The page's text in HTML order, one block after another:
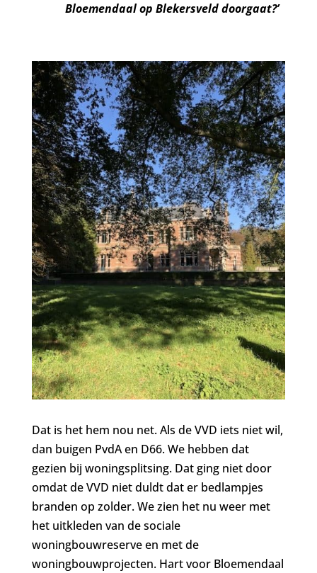
Bloemendaal op Blekersveld doorgaat?’
Dat is het hem nou net. Als de VVD iets niet wil,
dan buigen PvdA en D66. We hebben dat
gezien bij woningsplitsing. Dat ging niet door
omdat de VVD niet duldt dat er bedlampjes
branden op zolder. We zien het nu weer met
het uitkleden van de sociale
woningbouwreserve en met de
woningbouwprojecten. Hart voor Bloemendaal